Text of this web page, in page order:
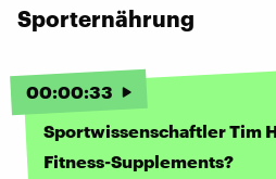
Sporternährung
00:00:33
Sportwissenschaftler Tim
Fitness-Supplements?